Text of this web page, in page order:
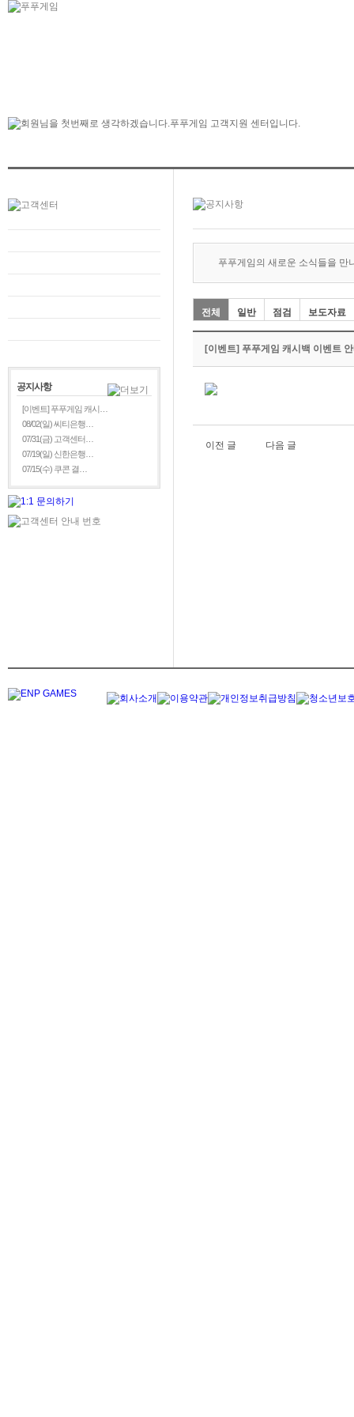
공지사항
[이벤트] 푸푸게임 캐시…
08/02(일) 씨티은행…
07/31(금) 고객센터…
07/19(일) 신한은행…
07/15(수) 쿠콘 결…
푸푸게임의 새로운 소식들을 만
전체 일반 점검 보도자료
[이벤트] 푸푸게임 캐시백 이벤트
이전 글 다음 글